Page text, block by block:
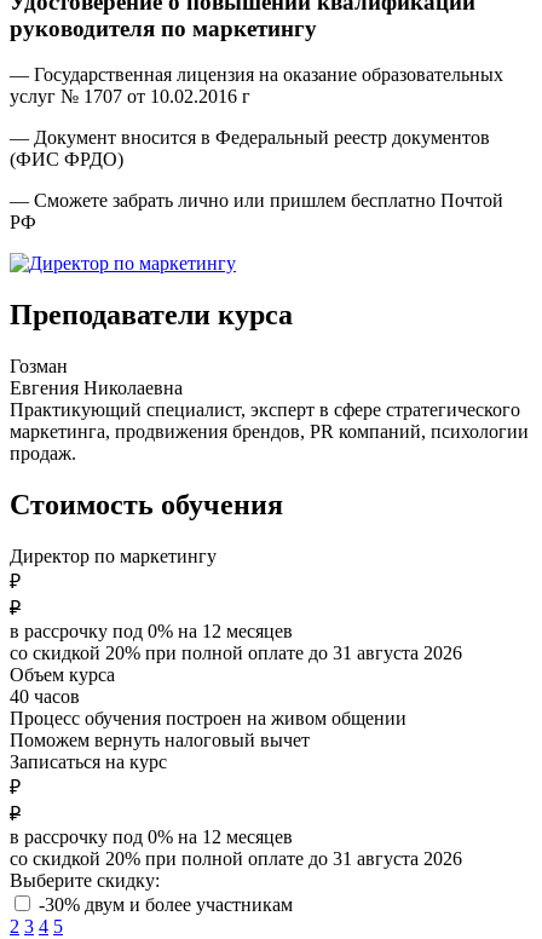
руководителя по маркетингу
— Государственная лицензия на оказание образовательных
услуг № 1707 от 10.02.2016 г
— Документ вносится в Федеральный реестр документов
(ФИС ФРДО)
— Сможете забрать лично или пришлем бесплатно Почтой
РФ
Преподаватели курса
Гозман
Евгения Николаевна
Практикующий специалист, эксперт в сфере стратегического
маркетинга, продвижения брендов, PR компаний, психологии
продаж.
Стоимость обучения
Директор по маркетингу
₽
₽
в рассрочку под 0% на 12 месяцев
со скидкой 20% при полной оплате до 31 августа 2026
Объем курса
40 часов
Процесс обучения построен на живом общении
Поможем вернуть налоговый вычет
Записаться на курс
₽
₽
в рассрочку под 0% на 12 месяцев
со скидкой 20% при полной оплате до 31 августа 2026
Выберите скидку:
-30% двум и более участникам
2 3 4 5